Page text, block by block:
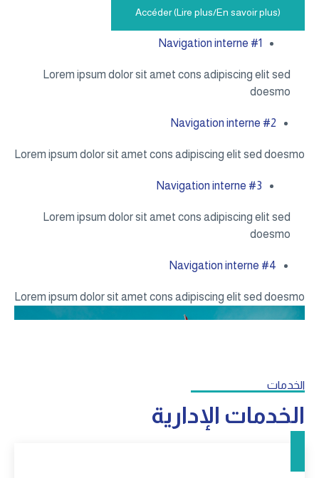
Accéder (Lire plus/En savoir plus)
Navigation interne #1
Lorem ipsum dolor sit amet cons adipiscing elit sed
doesmo
Navigation interne #2
Lorem ipsum dolor sit amet cons adipiscing elit sed doesmo
Navigation interne #3
Lorem ipsum dolor sit amet cons adipiscing elit sed
doesmo
Navigation interne #4
Lorem ipsum dolor sit amet cons adipiscing elit sed doesmo
الخدمات
الخدمات الإدارية